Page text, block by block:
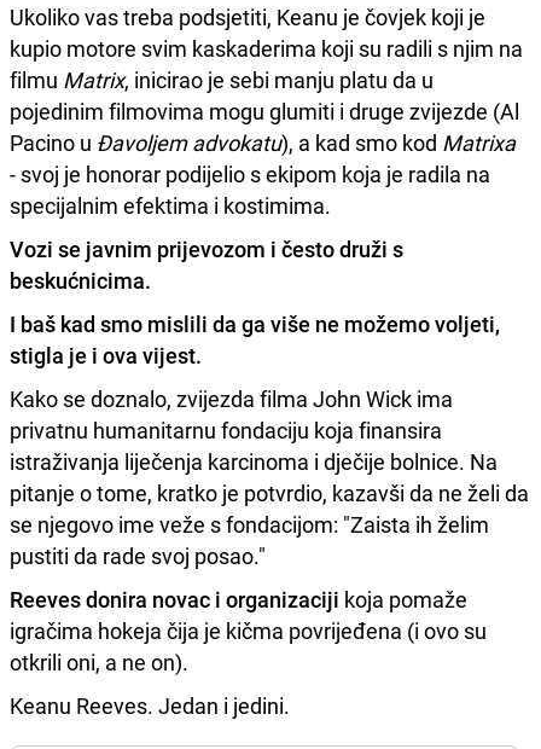
Ukoliko vas treba podsjetiti, Keanu je čovjek koji je
kupio motore svim kaskaderima koji su radili s njim na
filmu Matrix, inicirao je sebi manju platu da u
pojedinim filmovima mogu glumiti i druge zvijezde (Al
Pacino u Đavoljem advokatu), a kad smo kod Matrixa
- svoj je honorar podijelio s ekipom koja je radila na
specijalnim efektima i kostimima.
Vozi se javnim prijevozom i često druži s
beskućnicima.
I baš kad smo mislili da ga više ne možemo voljeti,
stigla je i ova vijest.
Kako se doznalo, zvijezda filma John Wick ima
privatnu humanitarnu fondaciju koja finansira
istraživanja liječenja karcinoma i dječije bolnice. Na
pitanje o tome, kratko je potvrdio, kazavši da ne želi da
se njegovo ime veže s fondacijom: "Zaista ih želim
pustiti da rade svoj posao."
Reeves donira novac i organizaciji koja pomaže
igračima hokeja čija je kičma povrijeđena (i ovo su
otkrili oni, a ne on).
Keanu Reeves. Jedan i jedini.